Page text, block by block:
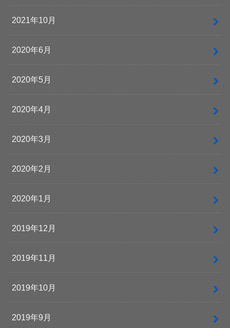
2021年10月
2020年6月
2020年5月
2020年4月
2020年3月
2020年2月
2020年1月
2019年12月
2019年11月
2019年10月
2019年9月